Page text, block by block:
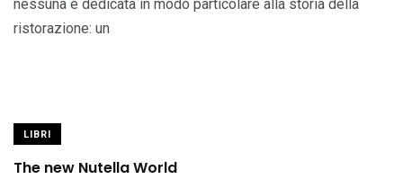
nessuna è dedicata in modo particolare alla storia della
ristorazione: un
LIBRI
The new Nutella World